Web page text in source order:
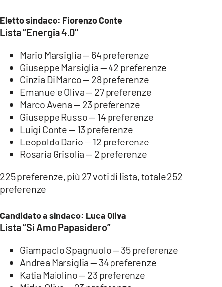
Eletto sindaco: Fiorenzo Conte
Lista “Energia 4.0"
Mario Marsiglia — 64 preferenze
Giuseppe Marsiglia — 42 preferenze
Cinzia Di Marco — 28 preferenze
Emanuele Oliva — 27 preferenze
Marco Avena — 23 preferenze
Giuseppe Russo — 14 preferenze
Luigi Conte — 13 preferenze
Leopoldo Dario — 12 preferenze
Rosaria Grisolia — 2 preferenze
225 preferenze, più 27 voti di lista, totale 252
preferenze
Candidato a sindaco: Luca Oliva
Lista “Si Amo Papasidero”
Giampaolo Spagnuolo — 35 preferenze
Andrea Marsiglia — 34 preferenze
Katia Maiolino — 23 preferenze